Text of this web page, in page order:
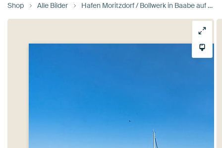
Shop Alle Bilder Hafen Moritzdorf / Bollwerk in Baabe auf Rügen